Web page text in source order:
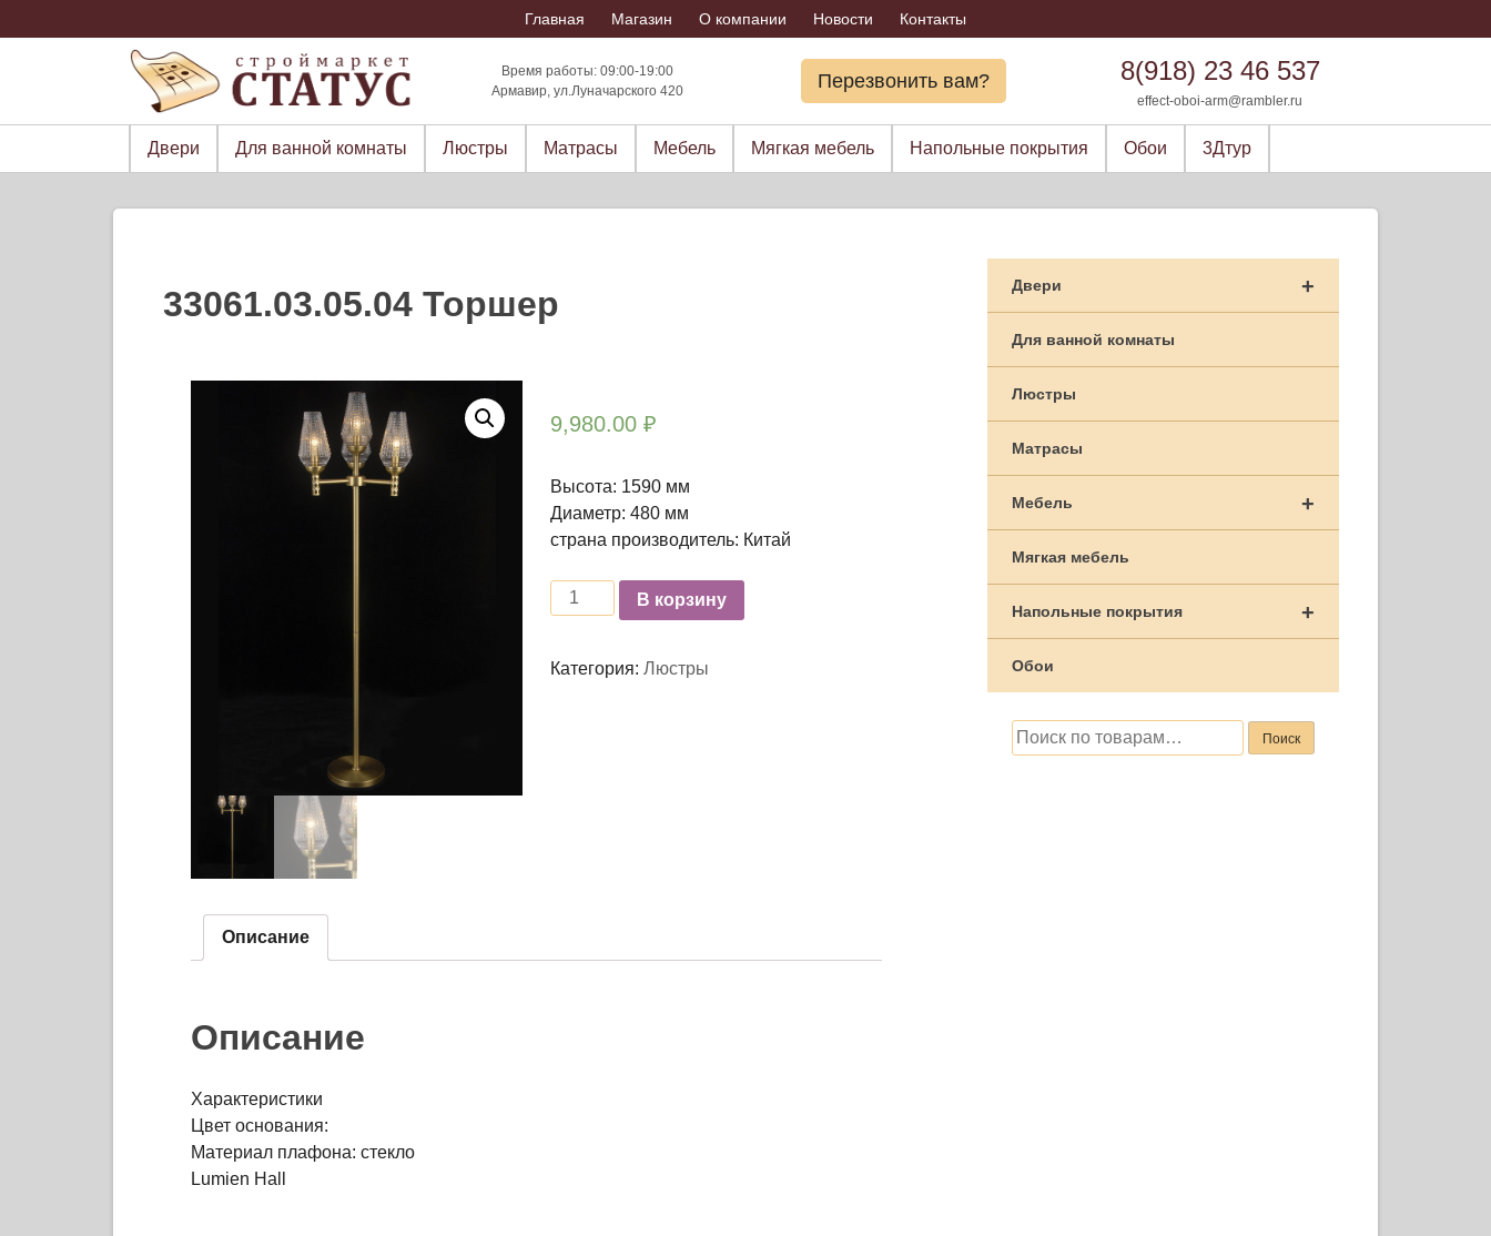
to
Главная Магазин О компании Новости Контакты
Время работы: 09:00-19:00
Армавир, ул.Луначарского 420
Перезвонить вам? 8(918) 23 46 537
effect-oboi-arm@rambler.ru
Двери Для ванной комнаты Люстры Матрасы Мебель Мягкая мебель Напольные покрытия Обои 3Дтур
33061.03.05.04 Торшер
9,980.00₽
Высота: 1590 мм
Диаметр: 480 мм
страна производитель: Китай
КоличествоВ корзину
Категория:Люстры
Описание
Описание
Характеристики
Цвет основания:
Материал плафона: стекло
Lumien Hall
+
Двери
Для ванной комнаты
Люстры
Матрасы
+
Мебель
Мягкая мебель
+
Напольные покрытия
Обои
Искать: Поиск